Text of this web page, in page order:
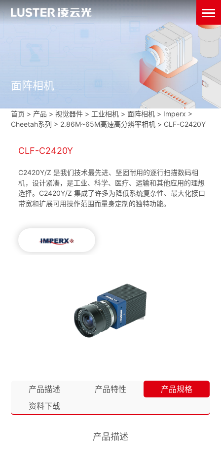
面阵相机
首页 > 产品 > 视觉器件 > 工业相机 >面阵相机 > Imperx >
Cheetah系列 > 2.86M~65M高速高分辨率相机 > CLF-C2420Y
CLF-C2420Y
C2420Y/Z 是我们技术最先进、坚固耐用的逐行扫描数码相
机，设计紧凑，是工业、科学、医疗、运输和其他应用的理想
选择。C2420Y/Z 集成了许多为降低系统复杂性、最大化接口
带宽和扩展可用操作范围而量身定制的独特功能。
产品描述 产品特性
产品规格
资料下载
产品描述